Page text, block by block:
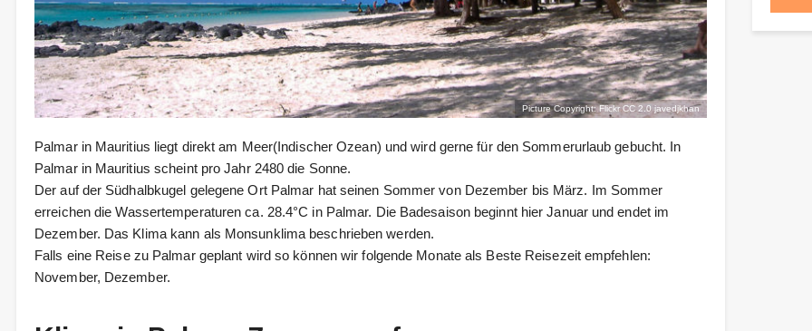
Picture Copyright: Flickr CC 2.0 javedjkhan
Palmar in Mauritius liegt direkt am Meer(Indischer Ozean) und wird gerne für den Sommerurlaub gebucht. In
Palmar in Mauritius scheint pro Jahr 2480 die Sonne.
Der auf der Südhalbkugel gelegene Ort Palmar hat seinen Sommer von Dezember bis März. Im Sommer
erreichen die Wassertemperaturen ca. 28.4°C in Palmar. Die Badesaison beginnt hier Januar und endet im
Dezember. Das Klima kann als Monsunklima beschrieben werden.
Falls eine Reise zu Palmar geplant wird so können wir folgende Monate als Beste Reisezeit empfehlen:
November, Dezember.